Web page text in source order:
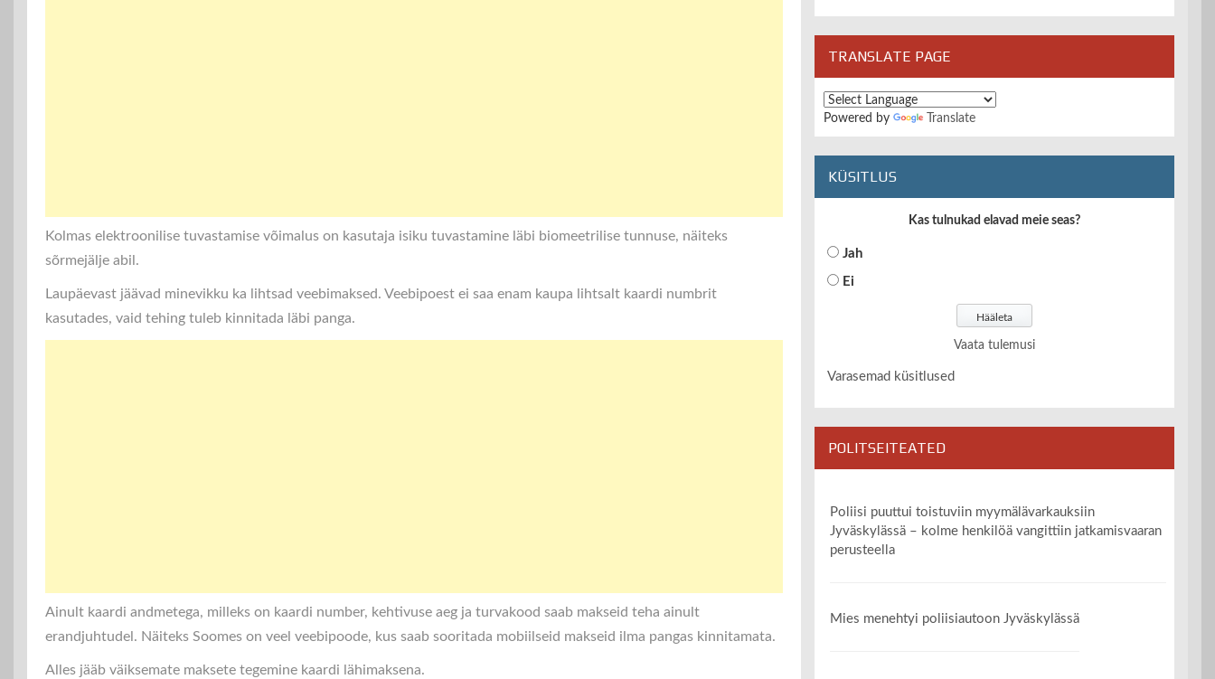
Kolmas elektroonilise tuvastamise võimalus on kasutaja isiku tuvastamine läbi biomeetrilise tunnuse, näiteks
sõrmejälje abil.
Laupäevast jäävad minevikku ka lihtsad veebimaksed. Veebipoest ei saa enam kaupa lihtsalt kaardi numbrit
kasutades, vaid tehing tuleb kinnitada läbi panga.
Ainult kaardi andmetega, milleks on kaardi number, kehtivuse aeg ja turvakood saab makseid teha ainult
erandjuhtudel. Näiteks Soomes on veel veebipoode, kus saab sooritada mobiilseid makseid ilma pangas kinnitamata.
Alles jääb väiksemate maksete tegemine kaardi lähimaksena.
TRANSLATE PAGE
Powered by Translate
KÜSITLUS
Kas tulnukad elavad meie seas?
Jah
Ei
Vaata tulemusi
Varasemad küsitlused
POLITSEITEATED
Poliisi puuttui toistuviin myymälävarkauksiin
Jyväskylässä – kolme henkilöä vangittiin jatkamisvaaran
perusteella
Mies menehtyi poliisiautoon Jyväskylässä